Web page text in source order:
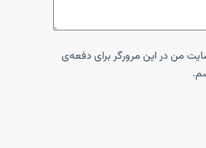
من در این مرورگر برای دفعه‌ی